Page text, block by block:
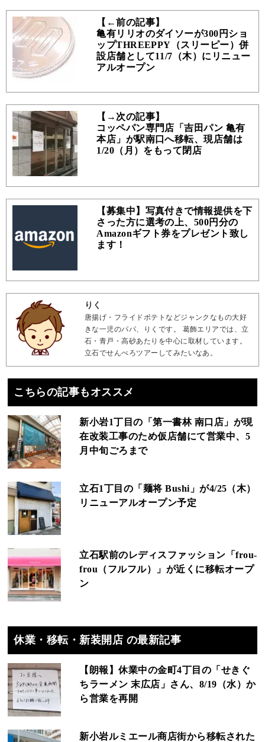
【←前の記事】
亀有リリオのダイソーが300円ショ
ップTHREEPPY（スリーピー）併
設店舗として11/7（木）にリニュー
アルオープン
【→次の記事】
コッペパン専門店「吉田パン 亀有
本店」が駅南口へ移転、現店舗は
1/20（月）をもって閉店
【募集中】写真付きで情報提供を下
さった方に選考の上、500円分の
Amazonギフト券をプレゼント致し
ます！
りく
唐揚げ・フライドポテトなどジャンクなもの大好
きな一児のパパ、りくです。 葛飾エリアでは、立
石・青戸・高砂あたりを中心に取材しています。
立石でせんべろツアーしてみたいなあ。
こちらの記事もオススメ
新小岩1丁目の「第一書林 南口店」が現
在改装工事のため仮店舗にて営業中、5
月中旬ごろまで
立石1丁目の「麺将 Bushi」が4/25（木）
リニューアルオープン予定
立石駅前のレディスファッション「frou-
frou（フルフル）」が近くに移転オープ
ン
休業・移転・新装開店 の最新記事
【朗報】休業中の金町4丁目の「せきぐ
ちラーメン 末広店」さん、8/19（水）か
ら営業を再開
新小岩ルミエール商店街から移転された